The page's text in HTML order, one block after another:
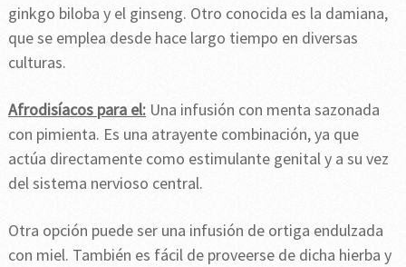
ginkgo biloba y el ginseng. Otro conocida es la damiana,
que se emplea desde hace largo tiempo en diversas
culturas.
Afrodisíacos para el:Una infusión con menta sazonada
con pimienta. Es una atrayente combinación, ya que
actúa directamente como estimulante genital y a su vez
del sistema nervioso central.
Otra opción puede ser una infusión de ortiga endulzada
con miel. También es fácil de proveerse de dicha hierba y